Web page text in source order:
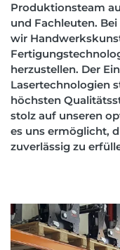
Produktionsteam
und Fachleuten.
wir
herzustellen. Der
Lasertechnologien
höchsten
stolz auf unseren
es uns ermöglicht,
zuverlässig zu